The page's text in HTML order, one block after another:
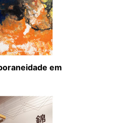
em